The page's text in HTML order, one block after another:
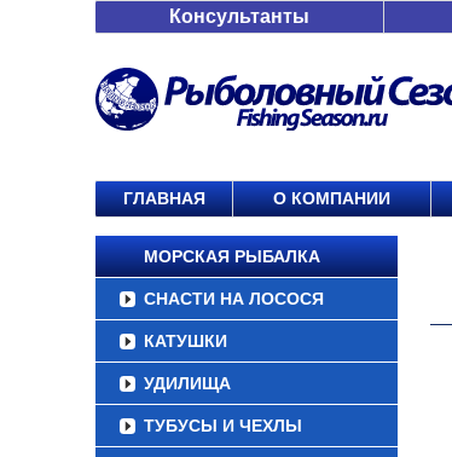
Консультанты
ГЛАВНАЯ О КОМПАНИИ
МОРСКАЯ РЫБАЛКА
СНАСТИ НА ЛОСОСЯ
КАТУШКИ
УДИЛИЩА
ТУБУСЫ И ЧЕХЛЫ